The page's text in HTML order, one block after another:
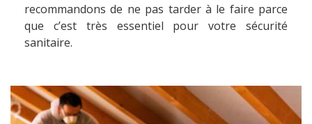
recommandons de ne pas tarder à le faire parce
que c’est très essentiel pour votre sécurité
sanitaire.